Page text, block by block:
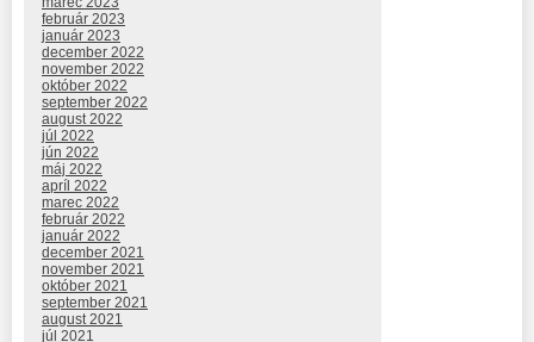
február 2023
január 2023
december 2022
november 2022
október 2022
september 2022
august 2022
júl 2022
jún 2022
máj 2022
apríl 2022
marec 2022
február 2022
január 2022
december 2021
november 2021
október 2021
september 2021
august 2021
júl 2021